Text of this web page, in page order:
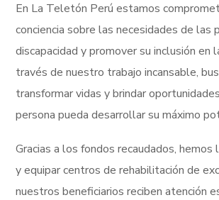
En La Teletón Perú estamos
conciencia sobre las necesidades de las
discapacidad y promover su inclusión en
través de nuestro trabajo incansable,
transformar vidas y brindar
persona pueda desarrollar su máximo
Gracias a los fondos recaudados,
y equipar centros de rehabilitación de
nuestros beneficiarios reciben atención